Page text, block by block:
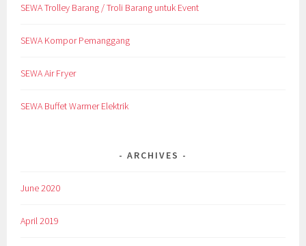
SEWA Trolley Barang / Troli Barang untuk Event
SEWA Kompor Pemanggang
SEWA Air Fryer
SEWA Buffet Warmer Elektrik
ARCHIVES
June 2020
April 2019